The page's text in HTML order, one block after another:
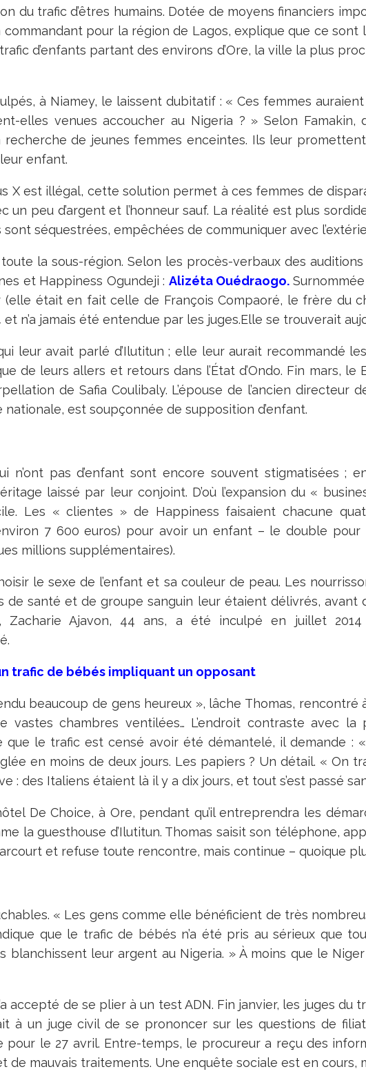
du trafic d’êtres humains. Dotée de moyens financiers
commandant pour la région de Lagos, explique que ce sont
trafic d’enfants partant des environs d’Ore, la ville la plus
à Niamey, le laissent dubitatif : « Ces femmes
elles venues accoucher au Nigeria ? » Selon
de jeunes femmes enceintes. Ils leur
enfant.
X est illégal, cette solution permet à ces femmes de
un peu d’argent et l’honneur sauf. La réalité est plus
séquestrées, empêchées de communiquer avec
la sous-région. Selon les procès-verbaux des
et Happiness Ogundeji : Alizéta Ouédraogo.
était en fait celle de François Compaoré, le frère du
n’a jamais été entendue par les juges.Elle se trouverait
leur avait parlé d’Ilutitun ; elle leur aurait recommandé
de leurs allers et retours dans l’État d’Ondo. Fin mars,
de Safia Coulibaly. L’épouse de l’ancien directeur
nationale, est soupçonnée de supposition d’enfant.
n’ont pas d’enfant sont encore souvent stigmatisées ;
laissé par leur conjoint. D’où l’expansion du «
Les « clientes » de Happiness faisaient chacune
7 600 euros) pour avoir un enfant – le double pour
millions supplémentaires).
le sexe de l’enfant et sa couleur de peau. Les
de santé et de groupe sanguin leur étaient délivrés, avant
Zacharie Ajavon, 44 ans, a été inculpé en juillet
trafic de bébés impliquant un opposant
beaucoup de gens heureux », lâche Thomas, rencontré
vastes chambres ventilées… L’endroit contraste avec la
que le trafic est censé avoir été démantelé, il demande :
en moins de deux jours. Les papiers ? Un détail. « On
: des Italiens étaient là il y a dix jours, et tout s’est passé
De Choice, à Ore, pendant qu’il entreprendra les
la guesthouse d’Ilutitun. Thomas saisit son téléphone,
et refuse toute rencontre, mais continue – quoique
« Les gens comme elle bénéficient de très
que le trafic de bébés n’a été pris au sérieux que
blanchissent leur argent au Nigeria. » À moins que le
accepté de se plier à un test ADN. Fin janvier, les juges
à un juge civil de se prononcer sur les questions de
le 27 avril. Entre-temps, le procureur a reçu des
de mauvais traitements. Une enquête sociale est en cours,